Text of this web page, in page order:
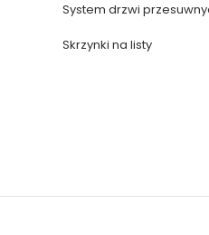
System drzwi
Skrzynki na listy